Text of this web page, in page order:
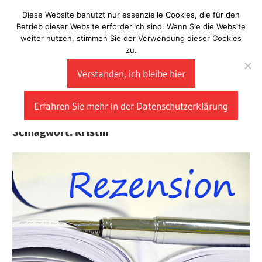
Inhalt
springen
Laberladen
Schlagwort: Kristin
Diese Website benutzt nur essenzielle Cookies, die für den
Betrieb dieser Website erforderlich sind. Wenn Sie die Website
weiter nutzen, stimmen Sie der Verwendung dieser Cookies
zu.
Verstanden, ich bleibe hier
Erfahren Sie mehr in der Datenschutzerklärung